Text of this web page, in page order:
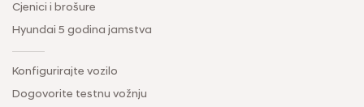
Cjenici i brošure
Hyundai 5 godina jamstva
Konfigurirajte vozilo
Dogovorite testnu vožnju